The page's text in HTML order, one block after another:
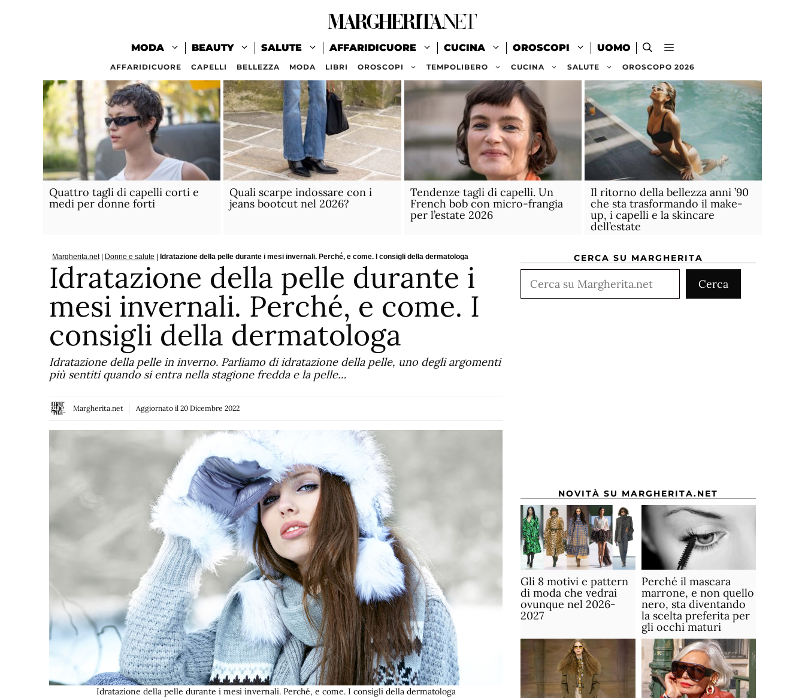
MODA BEAUTY SALUTE AFFARIDICUORE CUCINA OROSCOPI UOMO
AFFARIDICUORE CAPELLI BELLEZZA MODA LIBRI OROSCOPI TEMPOLIBERO CUCINA SALUTE OROSCOPO 2026
Quattro tagli di capelli corti e
medi per donne forti
Quali scarpe indossare con i
jeans bootcut nel 2026?
Tendenze tagli di capelli. Un
French bob con micro-frangia
per l’estate 2026
Il ritorno della bellezza anni ’90
che sta trasformando il make-
up, i capelli e la skincare
dell’estate
Margherita.net| Donne e salute | Idratazione della pelle durante i mesi invernali. Perché, e come. I consigli della dermatologa
Idratazione della pelle durante i
mesi invernali. Perché, e come. I
consigli della dermatologa
Idratazione della pelle in inverno. Parliamo di idratazione della pelle, uno degli argomenti
più sentiti quando si entra nella stagione fredda e la pelle…
Margherita.net Aggiornato il 20 Dicembre 2022
Idratazione della pelle durante i mesi invernali. Perché, e come. I consigli della dermatologa
CERCA SU MARGHERITA
Cerca
Cerca
NOVITÀ SU MARGHERITA.NET
Gli 8 motivi e pattern
di moda che vedrai
ovunque nel 2026-
2027
Perché il mascara
marrone, e non quello
nero, sta diventando
la scelta preferita per
gli occhi maturi